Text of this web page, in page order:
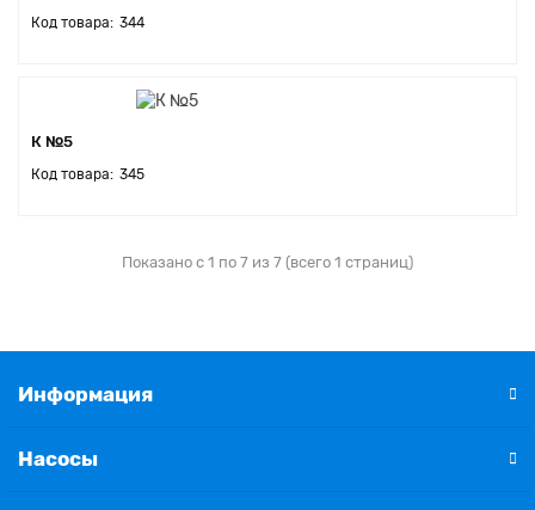
344
К №5
345
Показано с 1 по 7 из 7 (всего 1 страниц)
Информация
Насосы